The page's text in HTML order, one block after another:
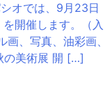
オでは、9月23日
開催します。（入
、写真、油彩画、
の美術展 開 […]